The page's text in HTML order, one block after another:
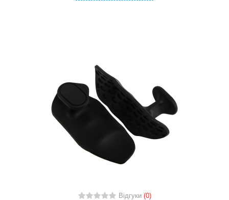
Відгуки (0)